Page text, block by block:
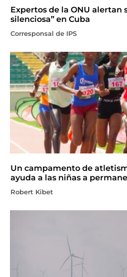
Expertos de la ONU alertan
silenciosa” en Cuba
Corresponsal de IPS
Un campamento de
ayuda a las niñas a
Robert Kibet